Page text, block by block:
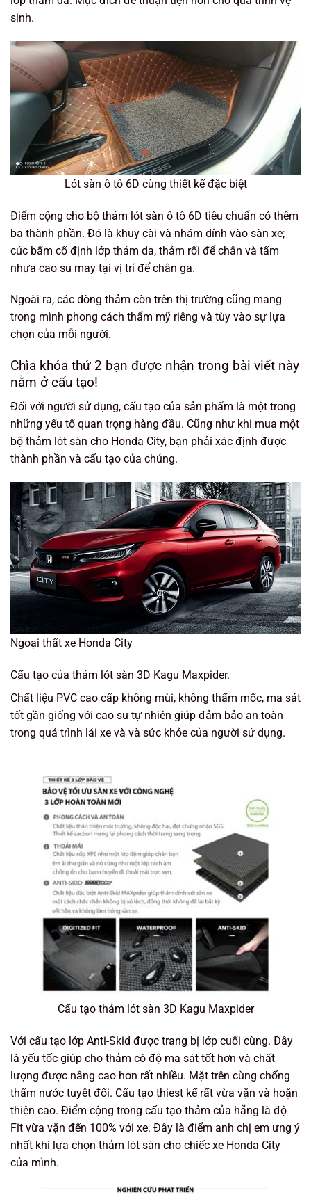
sinh.
Lót sàn ô tô 6D cùng thiết kế đặc biệt
Điểm cộng cho bộ thảm lót sàn ô tô 6D tiêu chuẩn có thêm
ba thành phần. Đó là khuy cài và nhám dính vào sàn xe;
cúc bấm cố định lớp thảm da, thảm rối để chân và tấm
nhựa cao su may tại vị trí để chân ga.
Ngoài ra, các dòng thảm còn trên thị trường cũng mang
trong mình phong cách thẩm mỹ riêng và tùy vào sự lựa
chọn của mỗi người.
Chìa khóa thứ 2 bạn được nhận trong bài viết này
nằm ở cấu tạo!
Đối với người sử dụng, cấu tạo của sản phẩm là một trong
những yếu tố quan trọng hàng đầu. Cũng như khi mua một
bộ thảm lót sàn cho Honda City, bạn phải xác định được
thành phần và cấu tạo của chúng.
Ngoại thất xe Honda City
Cấu tạo của thảm lót sàn 3D Kagu Maxpider.
Chất liệu PVC cao cấp không mùi, không thấm mốc, ma sát
tốt gần giống với cao su tự nhiên giúp đảm bảo an toàn
trong quá trình lái xe và và sức khỏe của người sử dụng.
Cấu tạo thảm lót sàn 3D Kagu Maxpider
Với cấu tạo lớp Anti-Skid được trang bị lớp cuối cùng. Đây
là yếu tốc giúp cho thảm có độ ma sát tốt hơn và chất
lượng được nâng cao hơn rất nhiều. Mặt trên cùng chống
thấm nước tuyệt đối. Cấu tạo thiest kế rất vừa vặn và hoặn
thiện cao. Điểm cộng trong cấu tạo thảm của hãng là độ
Fit vừa vặn đến 100% với xe. Đây là điểm anh chị em ưng ý
nhất khi lựa chọn thảm lót sàn cho chiếc xe Honda City
của mình.